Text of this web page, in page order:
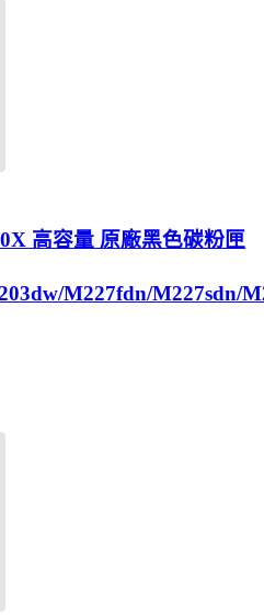
高容量 原廠黑色碳粉匣
M227fdn/M227sdn/